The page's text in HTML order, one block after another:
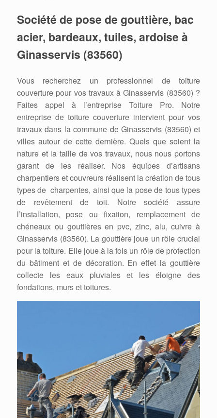
Société de pose de gouttière, bac
acier, bardeaux, tuiles, ardoise à
Ginasservis (83560)
Vous recherchez un professionnel de toiture
couverture pour vos travaux à Ginasservis (83560) ?
Faites appel à l’entreprise Toiture Pro. Notre
entreprise de toiture couverture intervient pour vos
travaux dans la commune de Ginasservis (83560) et
villes autour de cette dernière. Quels que soient la
nature et la taille de vos travaux, nous nous portons
garant de les réaliser. Nos équipes d’artisans
charpentiers et couvreurs réalisent la création de tous
types de charpentes, ainsi que la pose de tous types
de revêtement de toit. Notre société assure
l’installation, pose ou fixation, remplacement de
chéneaux ou gouttières en pvc, zinc, alu, cuivre à
Ginasservis (83560). La gouttière joue un rôle crucial
pour la toiture. Elle joue à la fois un rôle de protection
du bâtiment et de décoration. En effet la gouttière
collecte les eaux pluviales et les éloigne des
fondations, murs et toitures.